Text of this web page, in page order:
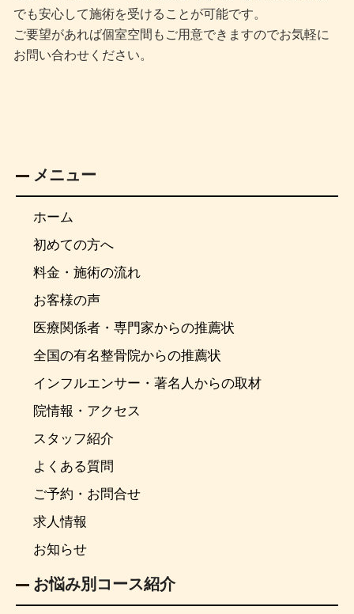
でも安心して施術を受けることが可能です。
ご要望があれば個室空間もご用意できますのでお気軽に
お問い合わせください。
メニュー
ホーム
初めての方へ
料金・施術の流れ
お客様の声
医療関係者・専門家からの推薦状
全国の有名整骨院からの推薦状
インフルエンサー・著名人からの取材
院情報・アクセス
スタッフ紹介
よくある質問
ご予約・お問合せ
求人情報
お知らせ
お悩み別コース紹介